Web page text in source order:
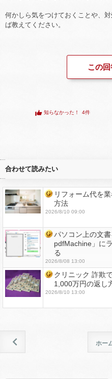
何かしら気をつけておくことや、
ば教えてください。
この
知らなかった！ 4件
合わせて読みたい
リフォーム代を
方法
2026/8/10 09:00
パソコン上の文
pdfMachine」に
る
2026/8/08 13:00
クリニック 詐欺
1,000万円の返し
2026/8/10 13:00
ホー